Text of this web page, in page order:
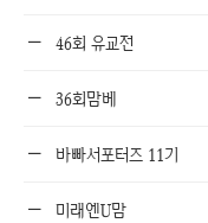
46회 유교전
36회맘베
바빠서포터즈 11기
미래엔U맘